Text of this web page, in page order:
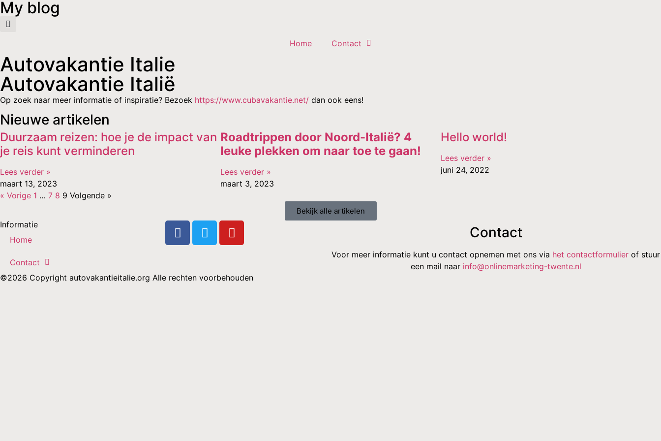
My blog
Home Contact
Autovakantie Italie
Autovakantie Italië
Op zoek naar meer informatie of inspiratie? Bezoek https://www.cubavakantie.net/ dan ook eens!
Nieuwe artikelen
Duurzaam reizen: hoe je de impact van
je reis kunt verminderen
Lees verder »
maart 13, 2023
Roadtrippen door Noord-Italië? 4
leuke plekken om naar toe te gaan!
Lees verder »
maart 3, 2023
Hello world!
Lees verder »
juni 24, 2022
« Vorige 1 … 7 8 9 Volgende »
Bekijk alle artikelen
Informatie
Home
Contact
Contact
Voor meer informatie kunt u contact opnemen met ons via het contactformulier of stuur
een mail naar info@onlinemarketing-twente.nl
©2026 Copyright autovakantieitalie.org Alle rechten voorbehouden